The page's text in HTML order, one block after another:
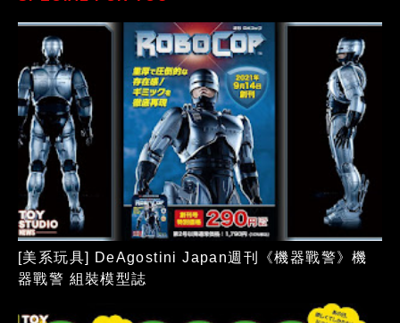
[美系玩具] DeAgostini Japan週刊《機器戰警》機
器戰警 組裝模型誌